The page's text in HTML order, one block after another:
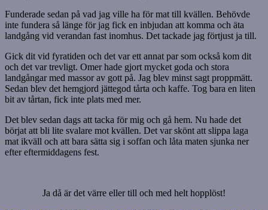
Funderade sedan på vad jag ville ha för mat till kvällen. Behövde
inte fundera så länge för jag fick en inbjudan att komma och äta
landgång vid verandan fast inomhus. Det tackade jag förtjust ja till.
Gick dit vid fyratiden och det var ett annat par som också kom dit
och det var trevligt. Omer hade gjort mycket goda och stora
landgångar med massor av gott på. Jag blev minst sagt proppmätt.
Sedan blev det hemgjord jättegod tårta och kaffe. Tog bara en liten
bit av tårtan, fick inte plats med mer.
Det blev sedan dags att tacka för mig och gå hem. Nu hade det
börjat att bli lite svalare mot kvällen. Det var skönt att slippa laga
mat ikväll och att bara sätta sig i soffan och låta maten sjunka ner
efter eftermiddagens fest.
Ja då är det värre eller till och med helt hopplöst!